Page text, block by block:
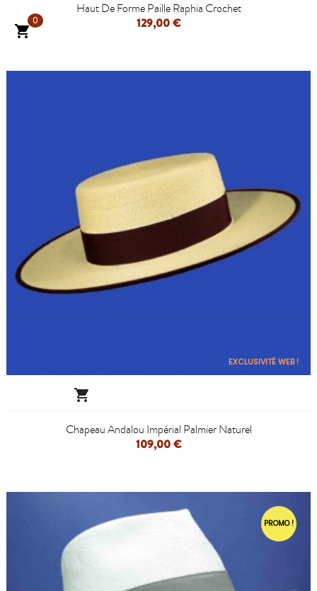
Haut De Forme Paille Raphia Crochet
129,00 €
EXCLUSIVITÉ WEB !

Chapeau Andalou Impérial Palmier Naturel
109,00 €
PROMO !

0